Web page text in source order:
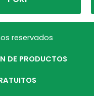
reservados
DE PRODUCTOS